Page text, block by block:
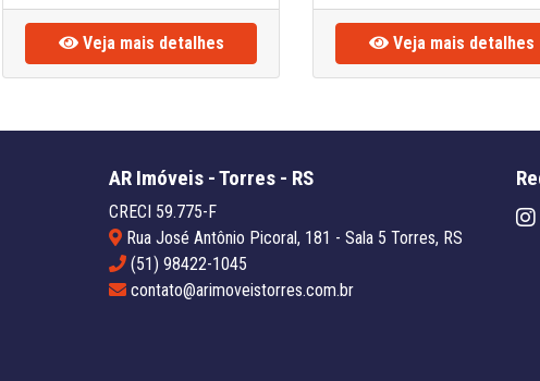
Veja mais detalhes Veja mais detalhes
AR Imóveis - Torres - RS
CRECI 59.775-F
Rua José Antônio Picoral, 181 - Sala 5 Torres, RS
(51) 98422-1045
contato@arimoveistorres.com.br